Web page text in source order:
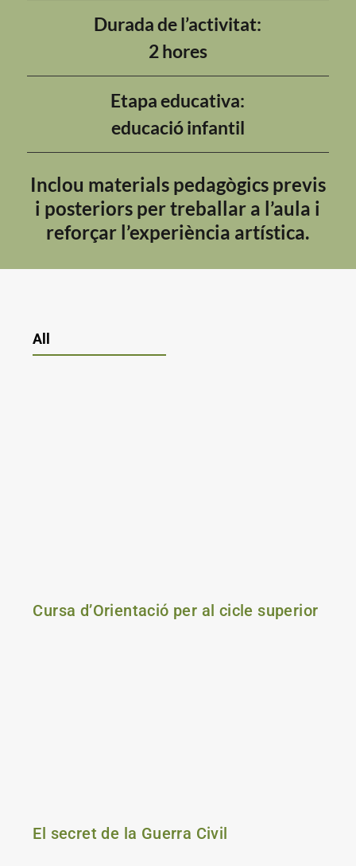
Durada de l’activitat:
2 hores
Etapa educativa:
educació infantil
Inclou materials pedagògics previs
i posteriors per treballar a l’aula i
reforçar l’experiència artística.
All
Cursa d’Orientació per al cicle superior
El secret de la Guerra Civil